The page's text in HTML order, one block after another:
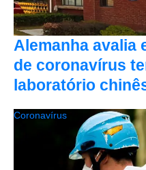
Alemanha avalia
de coronavírus
laboratório
Coronavírus